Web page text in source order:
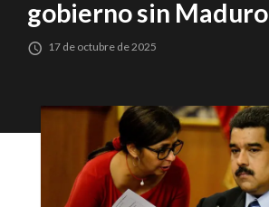
gobierno sin Maduro
17 de octubre de 2025